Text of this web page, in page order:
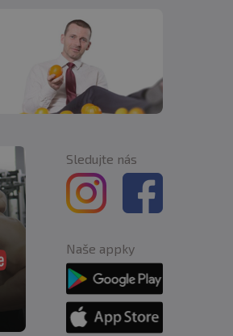
Sledujte nás
Naše appky